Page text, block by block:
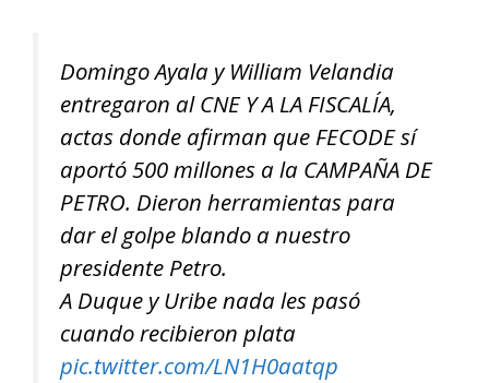
Domingo Ayala y William Velandia
entregaron al CNE Y A LA FISCALÍA,
actas donde afirman que FECODE sí
aportó 500 millones a la CAMPAÑA DE
PETRO. Dieron herramientas para
dar el golpe blando a nuestro
presidente Petro.
A Duque y Uribe nada les pasó
cuando recibieron plata
pic.twitter.com/LN1H0aatqp